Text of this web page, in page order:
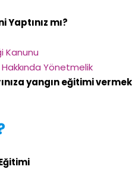
Yaptınız mı?
Kanunu
Hakkında Yönetmelik
yangın eğitimi